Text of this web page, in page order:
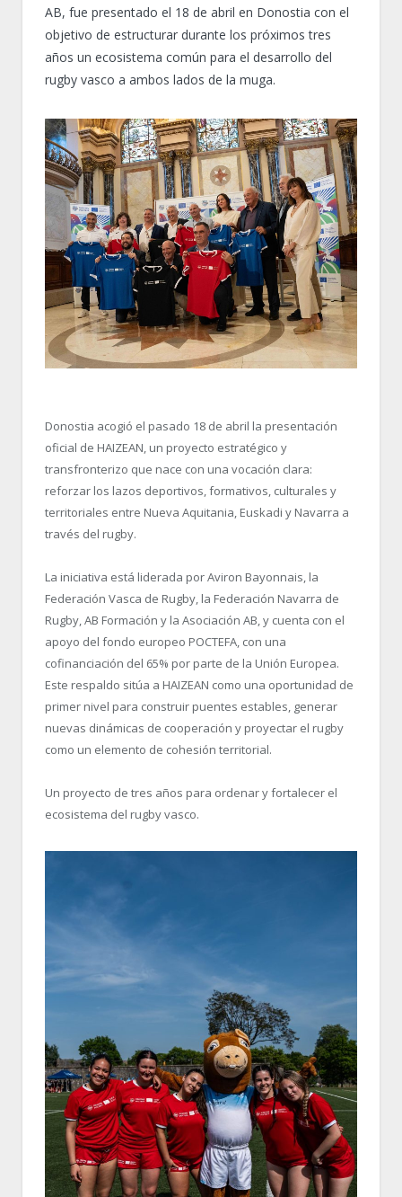
AB, fue presentado el 18 de abril en Donostia con el
objetivo de estructurar durante los próximos tres
años un ecosistema común para el desarrollo del
rugby vasco a ambos lados de la muga.
Donostia acogió el pasado 18 de abril la presentación
oficial de HAIZEAN, un proyecto estratégico y
transfronterizo que nace con una vocación clara:
reforzar los lazos deportivos, formativos, culturales y
territoriales entre Nueva Aquitania, Euskadi y Navarra a
través del rugby.
La iniciativa está liderada por Aviron Bayonnais, la
Federación Vasca de Rugby, la Federación Navarra de
Rugby, AB Formación y la Asociación AB, y cuenta con el
apoyo del fondo europeo POCTEFA, con una
cofinanciación del 65% por parte de la Unión Europea.
Este respaldo sitúa a HAIZEAN como una oportunidad de
primer nivel para construir puentes estables, generar
nuevas dinámicas de cooperación y proyectar el rugby
como un elemento de cohesión territorial.
Un proyecto de tres años para ordenar y fortalecer el
ecosistema del rugby vasco.